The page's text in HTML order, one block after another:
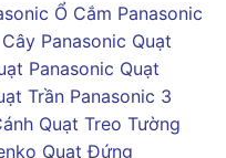
Ổ Cắm Panasonic
Panasonic Quạt
Panasonic Quạt
Trần Panasonic 3
Quạt Treo Tường
Quạt Đứng